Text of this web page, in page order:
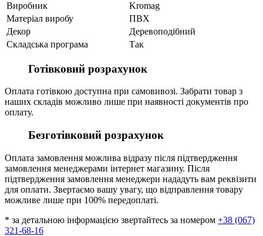
Виробник
Kromag
Матеріал виробу
ПВХ
Декор
Деревоподібний
Складська програма
Так
Готівковий розрахунок
Оплата готівкою доступна при самовивозі. Забрати товар з
наших складів можливо лише при наявності документів про
оплату.
Безготівковий розрахунок
Оплата замовлення можлива відразу після підтвердження
замовлення менеджерами інтернет магазину. Після
підтвердження замовлення менеджери нададуть вам реквізити
для оплати. Звертаємо вашу увагу, що відправлення товару
можливе лише при 100% передоплаті.
* за детальною інформацією звертайтесь за номером +38 (067)
321-68-16